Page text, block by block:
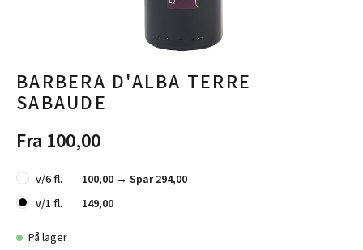
BARBERA D'ALBA TERRE
SABAUDE
Fra 100,00
v/6 fl. 100,00 → Spar 294,00
v/1 fl.
149,00
På lager